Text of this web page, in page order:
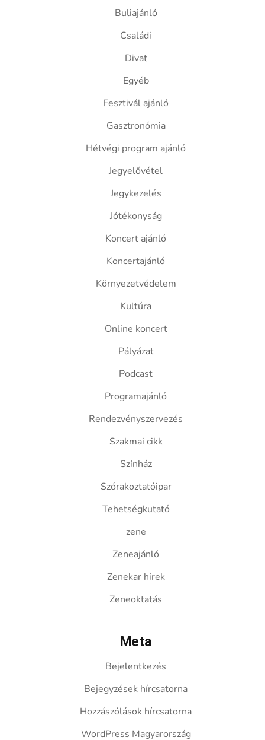
Buliajánló
Családi
Divat
Egyéb
Fesztivál ajánló
Gasztronómia
Hétvégi program ajánló
Jegyelővétel
Jegykezelés
Jótékonyság
Koncert ajánló
Koncertajánló
Környezetvédelem
Kultúra
Online koncert
Pályázat
Podcast
Programajánló
Rendezvényszervezés
Szakmai cikk
Színház
Szórakoztatóipar
Tehetségkutató
zene
Zeneajánló
Zenekar hírek
Zeneoktatás
Meta
Bejelentkezés
Bejegyzések hírcsatorna
Hozzászólások hírcsatorna
WordPress Magyarország